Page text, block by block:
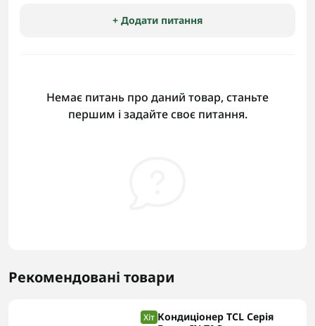
+ Додати питання
Немає питань про даний товар, станьте
першим і задайте своє питання.
Рекомендовані товари
Хіт Кондиціонер TCL Серія